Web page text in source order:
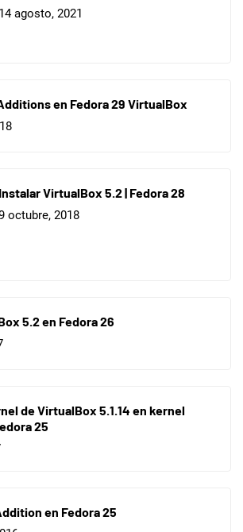
14 agosto, 2021
en Fedora 29 VirtualBox
Instalar VirtualBox 5.2 | Fedora 28
octubre, 2018
5.2 en Fedora 26
de VirtualBox 5.1.14 en kernel
25
en Fedora 25